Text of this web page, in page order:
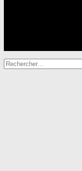
Rechercher :